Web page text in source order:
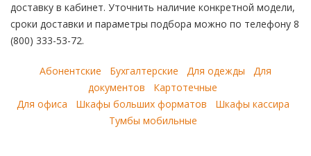
доставку в кабинет. Уточнить наличие конкретной модели,
сроки доставки и параметры подбора можно по телефону 8
(800) 333-53-72.
Абонентские Бухгалтерские Для одежды
Для
документов
Картотечные
Для офиса
Шкафы больших форматов
Шкафы кассира
Тумбы мобильные